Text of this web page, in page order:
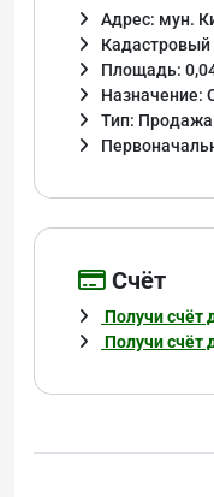
Адрес: мун.
Кадастровый
Площадь:
Назначение:
Тип: Продажа
Cчёт
Получи счёт
Получи счёт